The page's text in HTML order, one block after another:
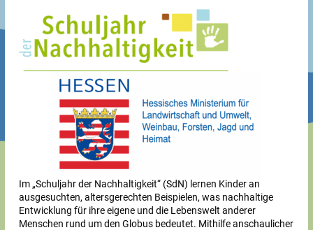
Im „Schuljahr der Nachhaltigkeit“ (SdN) lernen Kinder an
ausgesuchten, altersgerechten Beispielen, was nachhaltige
Entwicklung für ihre eigene und die Lebenswelt anderer
Menschen rund um den Globus bedeutet. Mithilfe anschaulicher